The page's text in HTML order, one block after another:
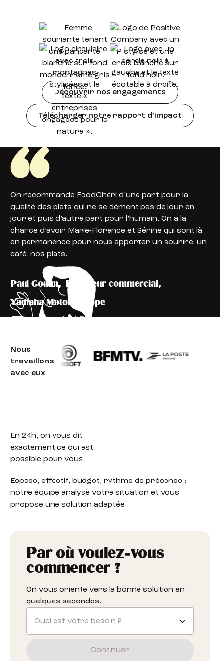
Découvrir nos engagements
Télécharger notre rapport d’impact
On recommande FoodChéri d’une part pour la
qualité des plats qui ne se dément pas de jour en
jour et puis d’autre part pour l’humain. On a la
chance d’avoir Marie-Florence et Sérine qui sont là
en permanence pour nous apporter un sourire, un
café, nos plats.
Paul Goulm, Directeur commercial,
Yamaha Motor Europe
Nous
travaillons
avec eux
En 24h, on vous dit
exactement ce qui est
possible pour vous.
Espace, effectif, budget, rythme de présence :
notre équipe analyse votre situation et vous
propose une solution adaptée.
Par où voulez-vous
commencer ?
On vous oriente vers la bonne solution en
quelques secondes.
Quel est votre besoin ?
Continuer